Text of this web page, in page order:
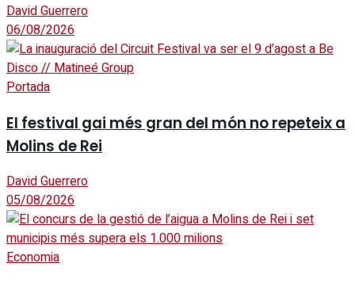
David Guerrero
06/08/2026
Portada
El festival gai més gran del món no repeteix a
Molins de Rei
David Guerrero
05/08/2026
Economia